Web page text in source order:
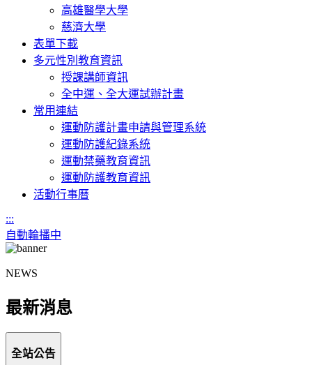
高雄醫學大學
慈濟大學
表單下載
多元性別教育資訊
授課講師資訊
全中運、全大運試辦計畫
常用連結
運動防護計畫申請與管理系統
運動防護紀錄系統
運動禁藥教育資訊
運動防護教育資訊
活動行事曆
:::
自動輪播中
NEWS
最新消息
全站公告